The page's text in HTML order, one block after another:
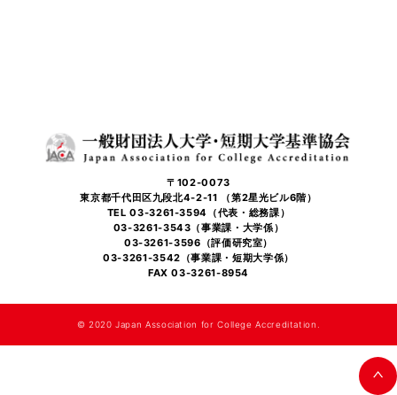
〒102-0073
東京都千代田区九段北4-2-11 （第2星光ビル6階）
TEL 03-3261-3594（代表・総務課）
03-3261-3543（事業課・大学係）
03-3261-3596（評価研究室）
03-3261-3542（事業課・短期大学係）
FAX 03-3261-8954
©️ 2020 Japan Association for College Accreditation.